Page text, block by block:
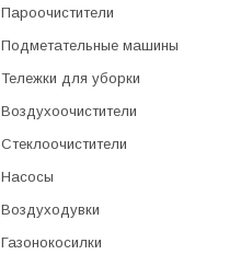
Пароочистители
Подметательные машины
Тележки для уборки
Воздухоочистители
Стеклоочистители
Насосы
Воздуходувки
Газонокосилки